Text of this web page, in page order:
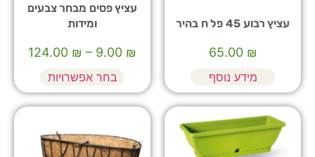
עציץ רבוע 45 פל ח בהיר
₪
65.00
מידע נוסף
עציץ פסים מבחר צבעים
ומידות
₪
–
₪
בחר אפשרויות